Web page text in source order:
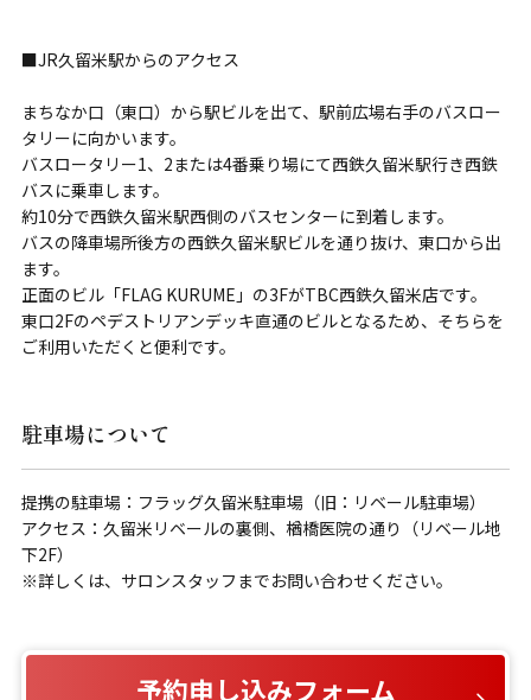
■JR久留米駅からのアクセス
まちなか口（東口）から駅ビルを出て、駅前広場右手のバスロー
タリーに向かいます。
バスロータリー1、2または4番乗り場にて西鉄久留米駅行き西鉄
バスに乗車します。
約10分で西鉄久留米駅西側のバスセンターに到着します。
バスの降車場所後方の西鉄久留米駅ビルを通り抜け、東口から出
ます。
正面のビル「FLAG KURUME」の3FがTBC西鉄久留米店です。
東口2Fのペデストリアンデッキ直通のビルとなるため、そちらを
ご利用いただくと便利です。
駐車場について
提携の駐車場：フラッグ久留米駐車場（旧：リベール駐車場）
アクセス：久留米リベールの裏側、楢橋医院の通り（リベール地
下2F）
※詳しくは、サロンスタッフまでお問い合わせください。
予約申し込みフォーム